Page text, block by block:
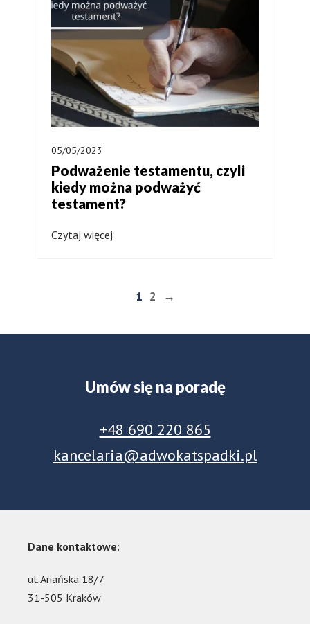
05/05/2023
Podważenie testamentu, czyli
kiedy można podważyć
testament?
Czytaj więcej
1 2 →
Umów się na poradę
+48 690 220 865
kancelaria@adwokatspadki.pl
Dane kontaktowe:
ul. Ariańska 18/7
31-505 Kraków